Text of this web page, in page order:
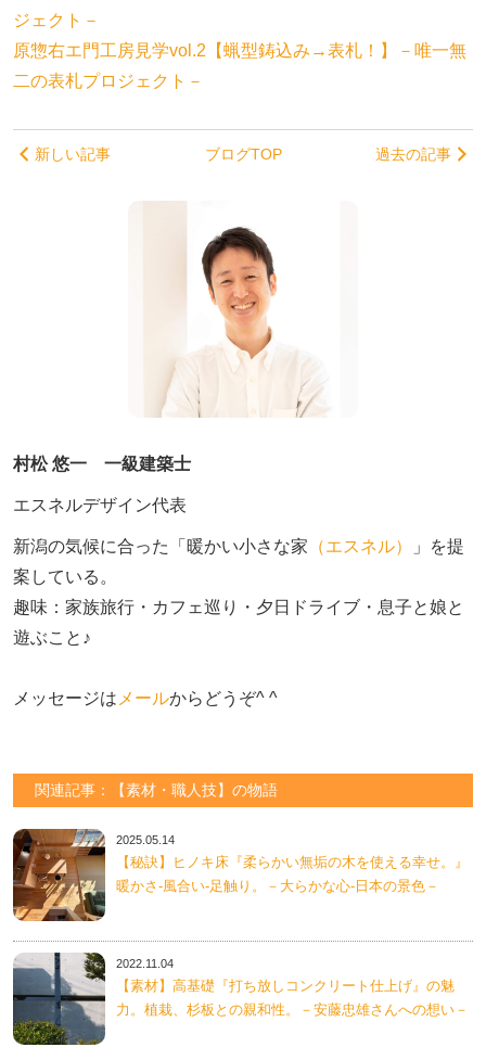
ジェクト－
原惣右エ門工房見学vol.2【蝋型鋳込み→表札！】－唯一無
二の表札プロジェクト－
新しい記事 ブログTOP 過去の記事
村松 悠一 一級建築士
エスネルデザイン代表
新潟の気候に合った「暖かい小さな家 （エスネル）
」を提
案している。
趣味：家族旅行・カフェ巡り・夕日ドライブ・息子と娘と
遊ぶこと♪
メッセージは メールからどうぞ^ ^
関連記事：【素材・職人技】の物語
2025.05.14
【秘訣】ヒノキ床『柔らかい無垢の木を使える幸せ。』
暖かさ-風合い-足触り。－大らかな心-日本の景色－
2022.11.04
【素材】高基礎『打ち放しコンクリート仕上げ』の魅
力。植栽、杉板との親和性。－安藤忠雄さんへの想い－